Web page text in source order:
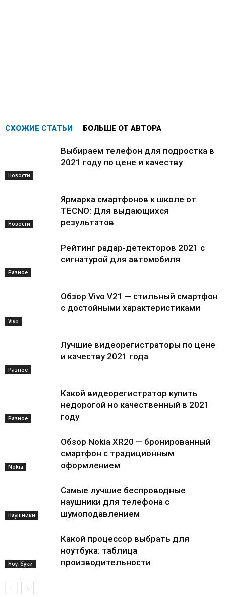
СХОЖИЕ СТАТЬИ БОЛЬШЕ ОТ АВТОРА
Новости
Выбираем телефон для подростка в
2021 году по цене и качеству
Новости
Ярмарка смартфонов к школе от
TECNO: Для выдающихся
результатов
Разное
Рейтинг радар-детекторов 2021 с
сигнатурой для автомобиля
Vivo
Обзор Vivo V21 — стильный смартфон
с достойными характеристиками
Разное
Лучшие видеорегистраторы по цене
и качеству 2021 года
Разное
Какой видеорегистратор купить
недорогой но качественный в 2021
году
Nokia
Обзор Nokia XR20 — бронированный
смартфон с традиционным
оформлением
Наушники
Самые лучшие беспроводные
наушники для телефона с
шумоподавлением
Ноутбуки
Какой процессор выбрать для
ноутбука: таблица
производительности